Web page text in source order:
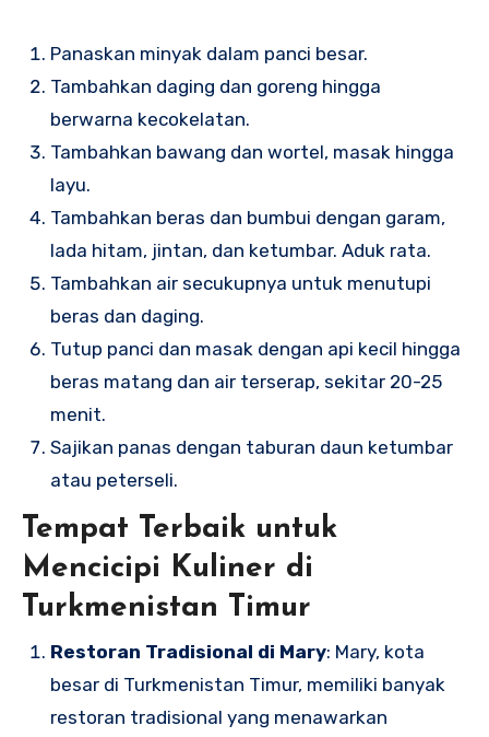
Panaskan minyak dalam panci besar.
Tambahkan daging dan goreng hingga
berwarna kecokelatan.
Tambahkan bawang dan wortel, masak hingga
layu.
Tambahkan beras dan bumbui dengan garam,
lada hitam, jintan, dan ketumbar. Aduk rata.
Tambahkan air secukupnya untuk menutupi
beras dan daging.
Tutup panci dan masak dengan api kecil hingga
beras matang dan air terserap, sekitar 20-25
menit.
Sajikan panas dengan taburan daun ketumbar
atau peterseli.
Tempat Terbaik untuk
Mencicipi Kuliner di
Turkmenistan Timur
Restoran Tradisional di Mary: Mary, kota
besar di Turkmenistan Timur, memiliki banyak
restoran tradisional yang menawarkan